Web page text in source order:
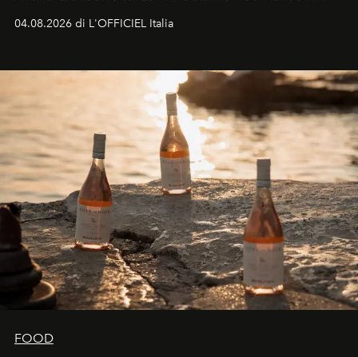
colonna sonora della stagione.
04.08.2026 di L'OFFICIEL Italia
FOOD